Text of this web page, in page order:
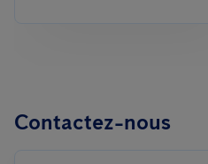
Contactez-nous